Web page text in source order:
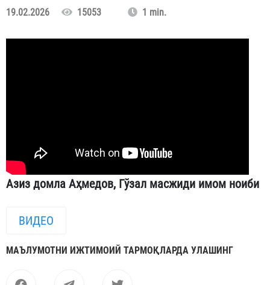
19.02.2026 15053 1 min.
Азиз домла Аҳмедов, Гўзал масжиди имом ноиби
ВИДЕО
МАЪЛУМОТНИ ИЖТИМОИЙ ТАРМОҚЛАРДА УЛАШИНГ